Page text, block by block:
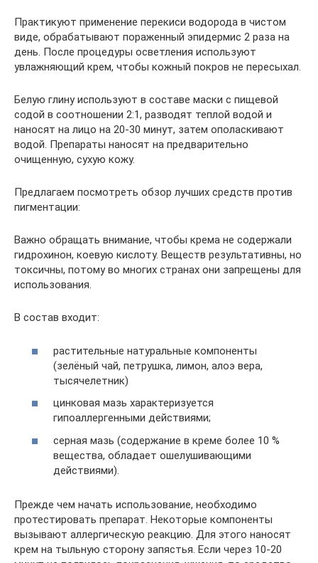
Практикуют применение перекиси водорода в чистом
виде, обрабатывают пораженный эпидермис 2 раза на
день. После процедуры осветления используют
увлажняющий крем, чтобы кожный покров не пересыхал.
Белую глину используют в составе маски с пищевой
содой в соотношении 2:1, разводят теплой водой и
наносят на лицо на 20-30 минут, затем ополаскивают
водой. Препараты наносят на предварительно
очищенную, сухую кожу.
Предлагаем посмотреть обзор лучших средств против
пигментации:
Важно обращать внимание, чтобы крема не содержали
гидрохинон, коевую кислоту. Веществ результативны, но
токсичны, потому во многих странах они запрещены для
использования.
В состав входит:
растительные натуральные компоненты
(зелёный чай, петрушка, лимон, алоэ вера,
тысячелетник)
цинковая мазь характеризуется
гипоаллергенными действиями;
серная мазь (содержание в креме более 10 %
вещества, обладает ошелушивающими
действиями).
Прежде чем начать использование, необходимо
протестировать препарат. Некоторые компоненты
вызывают аллергическую реакцию. Для этого наносят
крем на тыльную сторону запястья. Если через 10-20